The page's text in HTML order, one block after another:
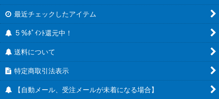
最近チェックしたアイテム
５％ﾎﾟｲﾝﾄ還元中！
送料について
特定商取引法表示
【自動メール、受注メールが未着になる場合】